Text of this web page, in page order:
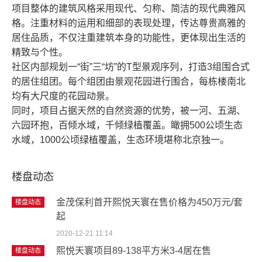
项目整体的建筑风格采用现代、匀称、简洁的现代典雅风
格。注重材料的运用和细部的表现处理，传达尊贵高雅的
居住品质，不仅注重建筑本身的功能性，更体现出生活的
精致与个性。
社区内部规划一“街”三“坊”的T型景观序列，打造3组围合式
的居住组团。每个组团由景观花园进行围合，每栋楼南北
均有大尺度的花园动景。
同时，项目占据天然的自然资源的优势，被一河、五湖、
六园环抱，百倾水域，千倾绿植覆盖。瞰拥500公顷生态
水域，1000公顷绿植覆盖，生态环境堪称北京独一。
楼盘动态
楼盘动态
金茂保利首开熙悦天寰在售价格为450万元/套
起
2020-12-21 11:14
楼盘动态 熙悦天寰项目89-138平方米3-4居在售